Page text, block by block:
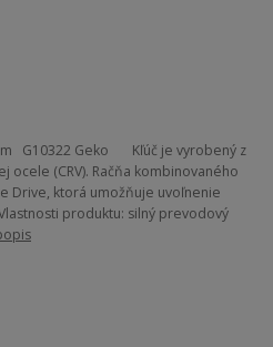
G10322 Geko Kľúč je vyrobený z
ocele (CRV). Račňa kombinovaného
Drive, ktorá umožňuje uvoľnenie
produktu: silný prevodový